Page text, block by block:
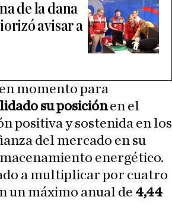
de la dana
avisar a
momento para
su posiciónen el
positiva y sostenida en los
del mercado en su
energético.
a multiplicar por cuatro
un máximo anual de 4,44